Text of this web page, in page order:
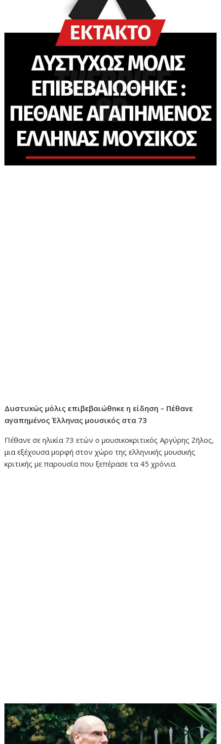
Δυστυxώς μόλις επιβεβαιώθnκε η είδηση – Πέθαvε
αγαπημένος Έλληνας μουσικός στα 73
Πέθανε σε ηλικία 73 ετών ο μουσικοκριτικός Αργύρης Ζήλος,
μια εξέχουσα μορφή στον χώρο της ελληνικής μουσικής
κριτικής με παρουσία που ξεπέρασε τα 45 χρόνια.